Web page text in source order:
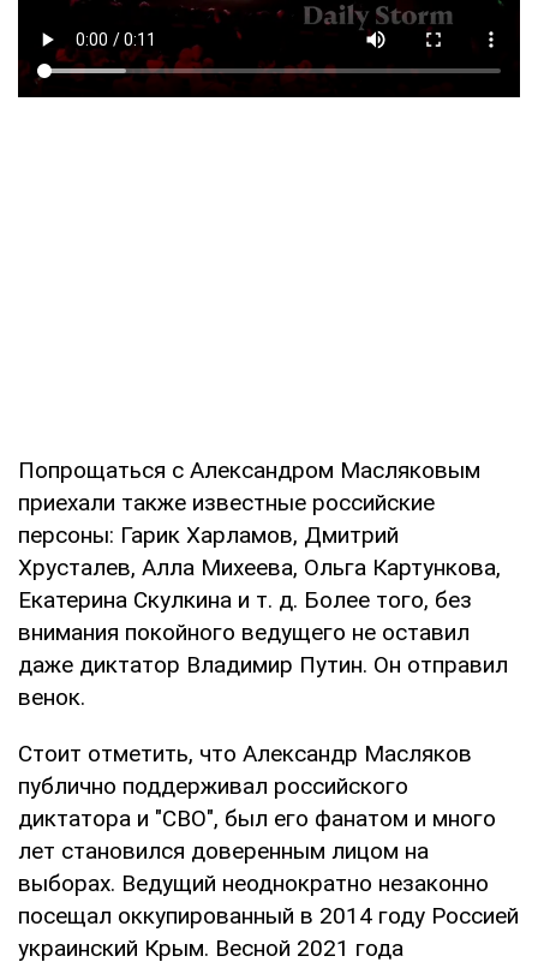
Попрощаться с Александром Масляковым
приехали также известные российские
персоны: Гарик Харламов, Дмитрий
Хрусталев, Алла Михеева, Ольга Картункова,
Екатерина Скулкина и т. д. Более того, без
внимания покойного ведущего не оставил
даже диктатор Владимир Путин. Он отправил
венок.
Стоит отметить, что Александр Масляков
публично поддерживал российского
диктатора и "СВО", был его фанатом и много
лет становился доверенным лицом на
выборах. Ведущий неоднократно незаконно
посещал оккупированный в 2014 году Россией
украинский Крым. Весной 2021 года